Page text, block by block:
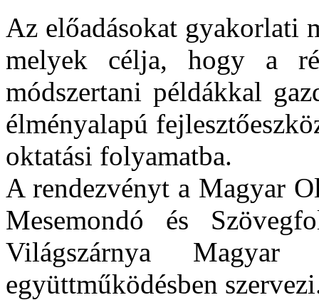
Az előadásokat gyakorlati
melyek célja, hogy a
módszertani példákkal
élményalapú
oktatási folyamatba.
A rendezvényt a Magyar
Mesemondó és
Világszárnya Magyar
együttműködésben